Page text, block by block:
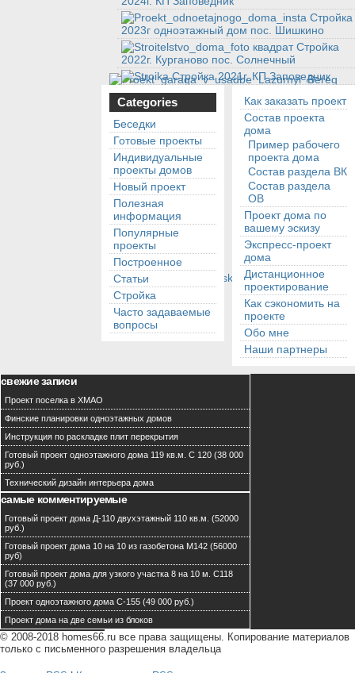
Стройка
2023г одноэтажный дом пос. Шишкино
Стройка
2022г. Курганово пос. Солнечный
Стройка 2021г. КП Заповедник
Categories
Беседки
Готовые проекты
Индивидуальные
проекты домов
Новый проект
Полезная
информация
Популярные
проекты
Построенное
Статьи
Стройка
Часто задаваемые
вопросы
Как заказать проект
Состав проекта
дома
Пример рабочего
проекта дома
Состав раздела ВК
Состав раздела
ОВ
Проект дома по
вашему эскизу
Экспресс-проект
дома
Дистанционное
проектирование
Как сэкономить на
проекте
Обо мне
Наши партнеры
свежие записи
Проект поселка в ХМАО
Финские планировки одноэтажных домов
Инструкция по раскладке плит перекрытия
Готовый проект одноэтажного дома 119 кв.м. С 120 (38 000
руб.)
Технический дизайн интерьера дома
самые комментируемые
Готовый проект дома Д-110 двухэтажный 110 кв.м. (52000
руб.)
Готовый проект дома 10 на 10 из газобетона М142 (56000
руб)
Готовый проект дома для узкого участка 8 на 10 м. С118
(37 000 руб.)
Проект одноэтажного дома C-155 (49 000 руб.)
Проект дома на две семьи из блоков
© 2008-2018 homes66.ru все права защищены. Копирование материалов
только с письменного разрешения владельца